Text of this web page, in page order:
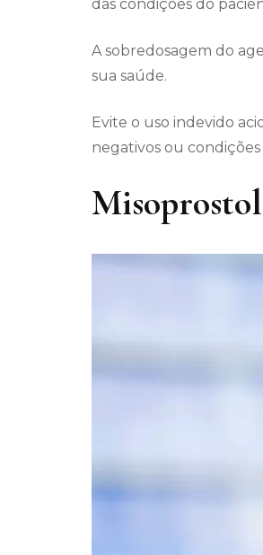
das condições do
A sobredosagem do
sua saúde.
Evite o uso indevido
negativos ou